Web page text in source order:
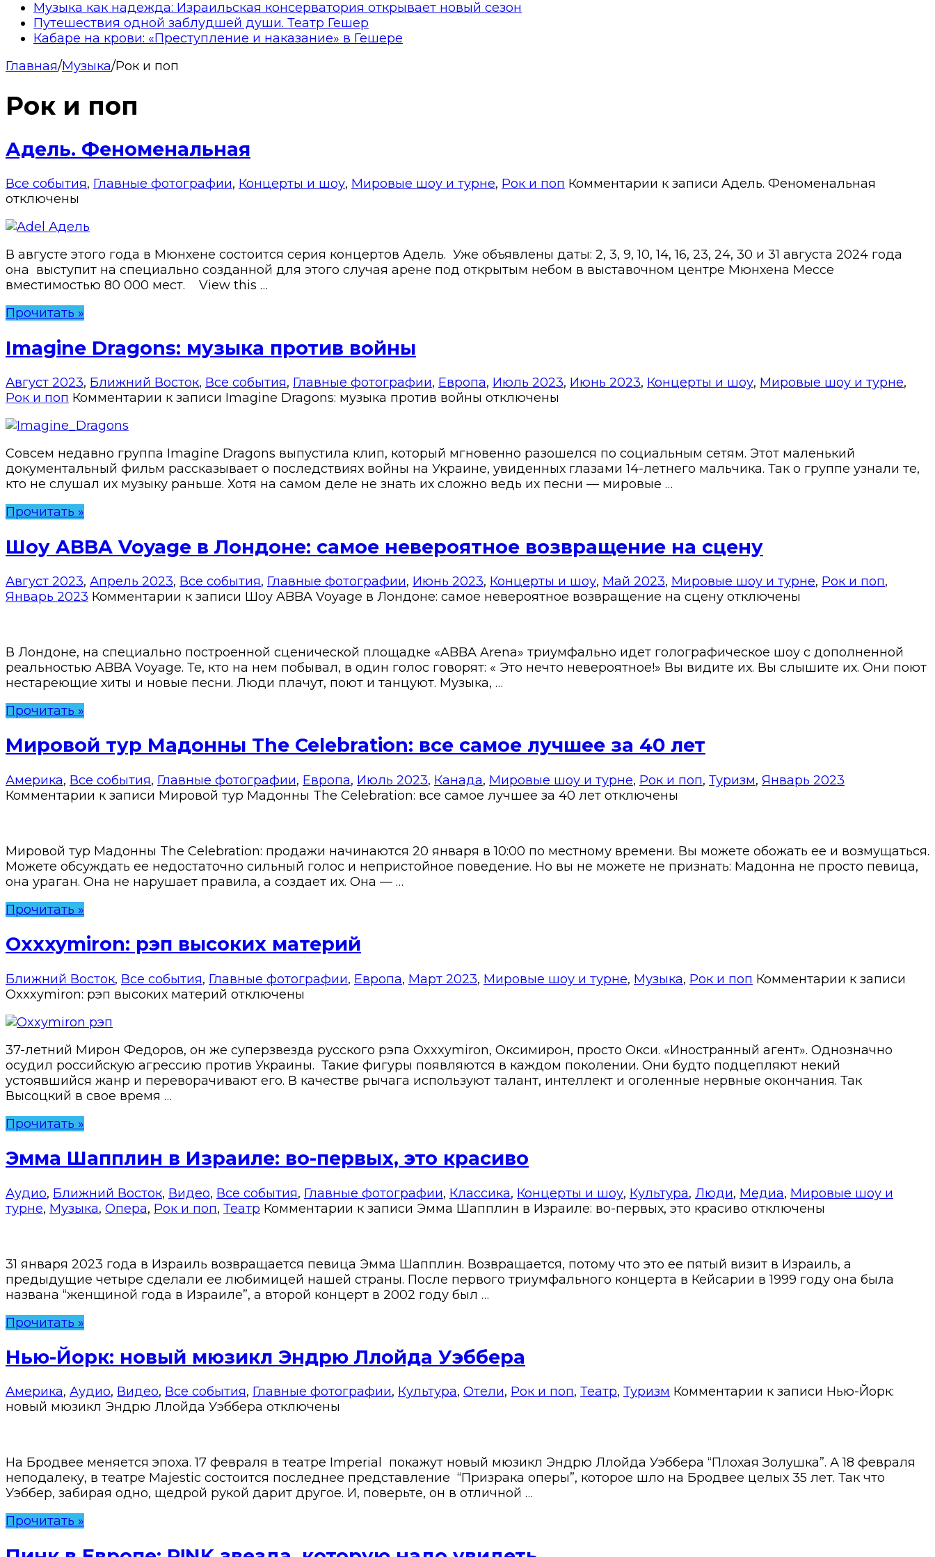
Музыка как надежда: Израильская консерватория открывает новый сезон
Путешествия одной заблудшей души. Театр Гешер
Кабаре на крови: «Преступление и наказание» в Гешере
Главная/Музыка/Рок и поп
Рок и поп
Адель. Феноменальная
Все события, Главные фотографии, Концерты и шоу, Мировые шоу и турне, Рок и поп Комментарии к записи Адель. Феноменальная
отключены
В августе этого года в Мюнхене состоится серия концертов Адель. Уже объявлены даты: 2, 3, 9, 10, 14, 16, 23, 24, 30 и 31 августа 2024 года
она выступит на специально созданной для этого случая арене под открытым небом в выставочном центре Мюнхена Мессе
вместимостью 80 000 мест. View this …
Прочитать »
Imagine Dragons: музыка против войны
Август 2023, Ближний Восток, Все события, Главные фотографии, Европа, Июль 2023, Июнь 2023, Концерты и шоу, Мировые шоу и турне,
Рок и поп Комментарии к записи Imagine Dragons: музыка против войны отключены
Cовсем недавно группа Imagine Dragons выпустила клип, который мгновенно разошелся по социальным сетям. Этот маленький
документальный фильм рассказывает о последствиях войны на Украине, увиденных глазами 14-летнего мальчика. Так о группе узнали те,
кто не слушал их музыку раньше. Хотя на самом деле не знать их сложно ведь их песни — мировые …
Прочитать »
Шоу ABBA Voyage в Лондоне: самое невероятное возвращение на сцену
Август 2023, Апрель 2023, Все события, Главные фотографии, Июнь 2023, Концерты и шоу, Май 2023, Мировые шоу и турне, Рок и поп,
Январь 2023 Комментарии к записи Шоу ABBA Voyage в Лондоне: самое невероятное возвращение на сцену отключены
В Лондоне, на специально построенной сценической площадке «ABBA Arena» триумфально идет голографическое шоу с дополненной
реальностью ABBA Voyage. Те, кто на нем побывал, в один голос говорят: « Это нечто невероятное!» Вы видите их. Вы слышите их. Они поют
нестареющие хиты и новые песни. Люди плачут, поют и танцуют. Музыка, …
Прочитать »
Мировой тур Мадонны The Celebration: все самое лучшее за 40 лет
Америка, Все события, Главные фотографии, Европа, Июль 2023, Канада, Мировые шоу и турне, Рок и поп, Туризм, Январь 2023
Комментарии к записи Мировой тур Мадонны The Celebration: все самое лучшее за 40 лет отключены
Мировой тур Мадонны The Celebration: продажи начинаются 20 января в 10:00 по местному времени. Вы можете обожать ее и возмущаться.
Можете обсуждать ее недостаточно сильный голос и непристойное поведение. Но вы не можете не признать: Мадонна не просто певица,
она ураган. Она не нарушает правила, а создает их. Она — …
Прочитать »
Oxxxymiron: рэп высоких материй
Ближний Восток, Все события, Главные фотографии, Европа, Март 2023, Мировые шоу и турне, Музыка, Рок и поп Комментарии к записи
Oxxxymiron: рэп высоких материй отключены
37-летний Мирон Федоров, он же суперзвезда русского рэпа Oxxxymiron, Оксимирон, просто Окси. «Иностранный агент». Однозначно
осудил российскую агрессию против Украины. Такие фигуры появляются в каждом поколении. Они будто подцепляют некий
устоявшийся жанр и переворачивают его. В качестве рычага используют талант, интеллект и оголенные нервные окончания. Так
Высоцкий в свое время …
Прочитать »
Эмма Шапплин в Израиле: во-первых, это красиво
Аудио, Ближний Восток, Видео, Все события, Главные фотографии, Классика, Концерты и шоу, Культура, Люди, Медиа, Мировые шоу и
турне, Музыка, Опера, Рок и поп, Театр Комментарии к записи Эмма Шапплин в Израиле: во-первых, это красиво отключены
31 января 2023 года в Израиль возвращается певица Эмма Шапплин. Возвращается, потому что это ее пятый визит в Израиль, а
предыдущие четыре сделали ее любимицей нашей страны. После первого триумфального концерта в Кейсарии в 1999 году она была
названа “женщиной года в Израиле”, а второй концерт в 2002 году был …
Прочитать »
Нью-Йорк: новый мюзикл Эндрю Ллойда Уэббера
Америка, Аудио, Видео, Все события, Главные фотографии, Культура, Отели, Рок и поп, Театр, Туризм Комментарии к записи Нью-Йорк:
новый мюзикл Эндрю Ллойда Уэббера отключены
На Бродвее меняется эпоха. 17 февраля в театре Imperial покажут новый мюзикл Эндрю Ллойда Уэббера “Плохая Золушка”. А 18 февраля
неподалеку, в театре Majestic состоится последнее представление “Призрака оперы”, которое шло на Бродвее целых 35 лет. Так что
Уэббер, забирая одно, щедрой рукой дарит другое. И, поверьте, он в отличной …
Прочитать »